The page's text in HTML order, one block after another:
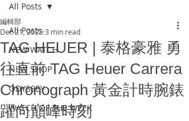
All Posts
NEW WATCH
NEW SHOP
ODYSSEY
WATCH OF THE WEEK
All Posts
TAG HEUER | 泰格豪雅 勇
往直前 TAG Heuer Carrera
Chronograph 黃金計時腕錶
躍向巔峰時刻
編輯部
Dec 21, 2023 3 min read